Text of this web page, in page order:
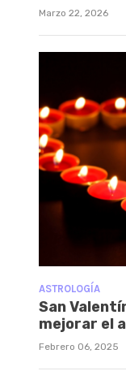
Marzo 22, 2026
ASTROLOGÍA
San
mejorar el
Febrero 06, 2025